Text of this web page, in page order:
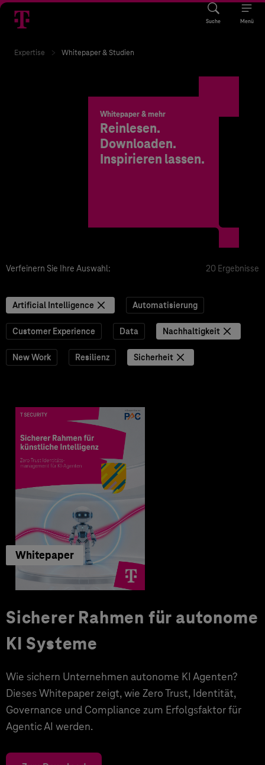
Suche Menü
Expertise Whitepaper & Studien
Whitepaper & mehr
Reinlesen.
Downloaden.
Inspirieren lassen.
Verfeinern Sie Ihre Auswahl: 20 Ergebnisse
Artificial Intelligence Automatisierung
Customer Experience Data Nachhaltigkeit
New Work Resilienz Sicherheit
Whitepaper
Sicherer Rahmen für autonome
KI Systeme
Wie sichern Unternehmen autonome KI Agenten?
Dieses Whitepaper zeigt, wie Zero Trust, Identität,
Governance und Compliance zum Erfolgsfaktor für
Agentic AI werden.